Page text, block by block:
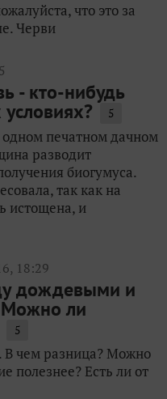
что это за
Черви
- кто-нибудь
5
одном печатном дачном
разводит
биогумуса.
так как на
истощена, и
18:29
дождевыми и
ли
5
чем разница? Можно
полезнее? Есть ли от